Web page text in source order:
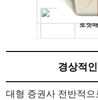
경상적
대형 증권사 전반적